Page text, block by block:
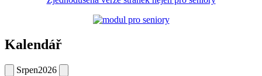
Kalendář
Srpen2026